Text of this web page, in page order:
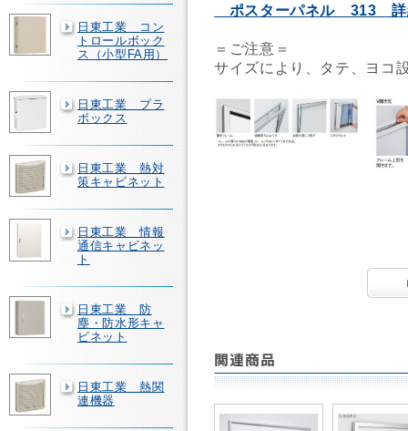
日東工業 コン
トロールボック
ス（小型FA用）
日東工業 プラ
ボックス
日東工業 熱対
策キャビネット
日東工業 情報
通信キャビネッ
ト
日東工業 防
塵・防水形キャ
ビネット
日東工業 熱関
連機器
ポスターパネル 313
＝ご注意＝
サイズにより、タテ、ヨコ